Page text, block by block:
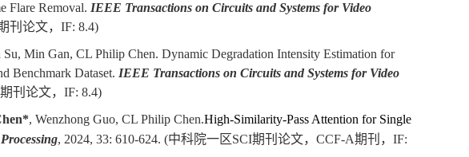
Flare Removal. IEEE Transactions on Circuits and Systems for Video
刊论文， IF: 8.4)
Min Gan, CL Philip Chen. Dynamic Degradation Intensity Estimation for
Benchmark Dataset. IEEE Transactions on Circuits and Systems for Video
期刊论文， IF: 8.4)
*, Wenzhong Guo, CL Philip Chen.High-Similarity-Pass Attention for Single
, 2024, 33: 610-624. (中科院一区SCI期刊论文，CCF-A期刊， IF: